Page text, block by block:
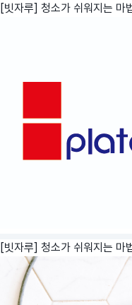
[빗자루] 청소가 쉬워지는 마
[빗자루] 청소가 쉬워지는 마